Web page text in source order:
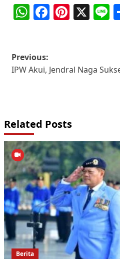
WhatsApp
Facebook
X
Post
navigation
Previous:
IPW Akui, Jendral Naga
Related Posts
Berita